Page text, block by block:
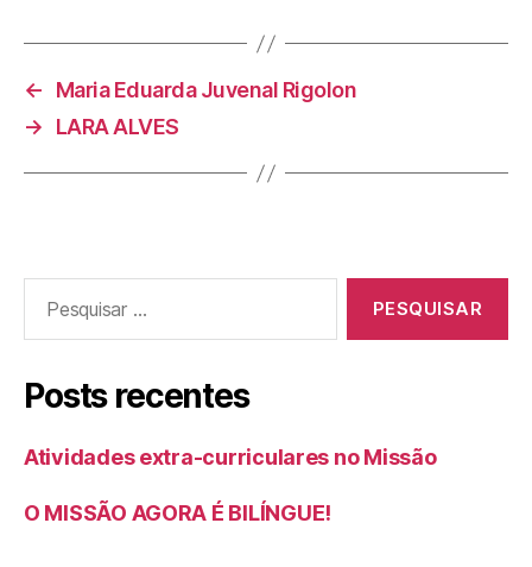
←
Maria Eduarda Juvenal Rigolon
→
LARA ALVES
Posts recentes
Atividades extra-curriculares no Missão
O MISSÃO AGORA É BILÍNGUE!